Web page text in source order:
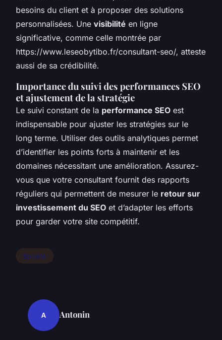
besoins du client et à proposer des solutions
personnalisées. Une visibilité en ligne
significative, comme celle montrée par
https://www.leseobytibo.fr/consultant-seo/, atteste
aussi de sa crédibilité.
Importance du suivi des performances SEO
et ajustement de la stratégie
Le suivi constant de la performance SEO est
indispensable pour ajuster les stratégies sur le
long terme. Utiliser des outils analytiques permet
d’identifier les points forts à maintenir et les
domaines nécessitant une amélioration. Assurez-
vous que votre consultant fournit des rapports
réguliers qui permettent de mesurer le retour sur
investissement du SEO et d’adapter les efforts
pour garder votre site compétitif.
Société
A Antonin